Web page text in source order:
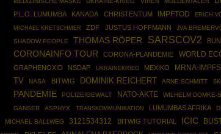
P.L.O. LUMUMBA KANADA CHRISTENTUM IMPFTOD ERICH
MICHAEL KRETSCHMER ZDF JUSTUS HOFFMANN JVA
SHADOW PEOPLE
THOMAS RÖPER SARSCOV2
CORONAINFO TOUR CORONA-PLANDEMIE WORLD
GRAPHENOXID NSDAP UKRAINEKRIEG MEXIKO MRNA-
TV
NASA BITWIG DOMINIK REICHERT ARNE SCHMITT
PANDEMIE POLIZEIGEWALT NATO-AKTE WILHELM DOMKE-
GANSER
ASPHYX TRANSKOMMUNIKATION LUMUMBAS AFRIKA
MICHAEL BALLWEG 3121534312 BITWIG TUTORIAL ICIC